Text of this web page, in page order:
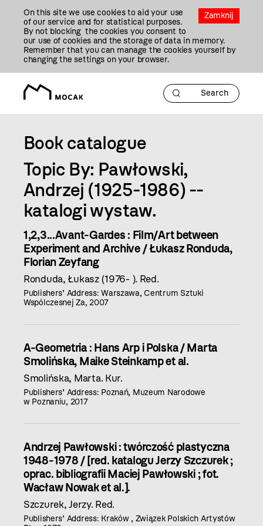
Zamknij
On this site we use cookies to aid your use
of our service and for statistical purposes.
By not blocking the cookies you consent to
our use of cookies and the storage of data in memory.
Remember that you can manage the cookies yourself by
changing the settings on your browser.
Book catalogue
Topic By: Pawłowski,
Andrzej (1925-1986) --
katalogi wystaw.
1,2,3...Avant-Gardes : Film/Art between
Experiment and Archive / Łukasz Ronduda,
Florian Zeyfang
Ronduda, Łukasz (1976- ). Red.
Publishers’ Address: Warszawa, Centrum Sztuki
Wspólczesnej Za, 2007
A-Geometria : Hans Arp i Polska / Marta
Smolińska, Maike Steinkamp et al.
Smolińska, Marta. Kur.
Publishers’ Address: Poznań, Muzeum Narodowe
w Poznaniu, 2017
Andrzej Pawłowski : twórczość plastyczna
1948-1978 / [red. katalogu Jerzy Szczurek ;
oprac. bibliografii Maciej Pawłowski ; fot.
Wacław Nowak et al.].
Szczurek, Jerzy. Red.
Publishers’ Address: Kraków , Związek Polskich Artystów